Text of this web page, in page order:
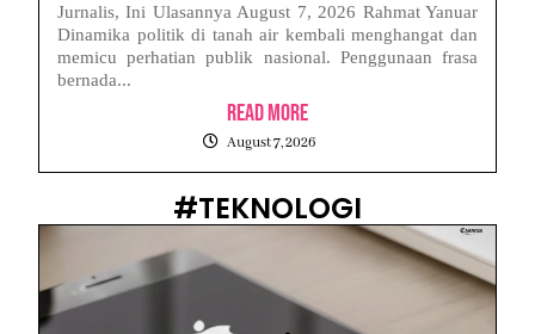
Jurnalis, Ini Ulasannya August 7, 2026 Rahmat Yanuar
Dinamika politik di tanah air kembali menghangat dan
memicu perhatian publik nasional. Penggunaan frasa
bernada...
Read More
August 7, 2026
#TEKNOLOGI